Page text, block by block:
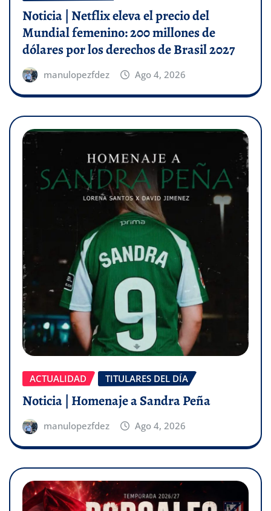
Noticia | Netflix eleva el precio del
Mundial femenino: 200 millones de
dólares por los derechos de Brasil 2027
manulopezfdez Ago 4, 2026
ACTUALIDAD TITULARES DEL DÍA
Noticia | Homenaje a Sandra Peña
manulopezfdez Ago 4, 2026